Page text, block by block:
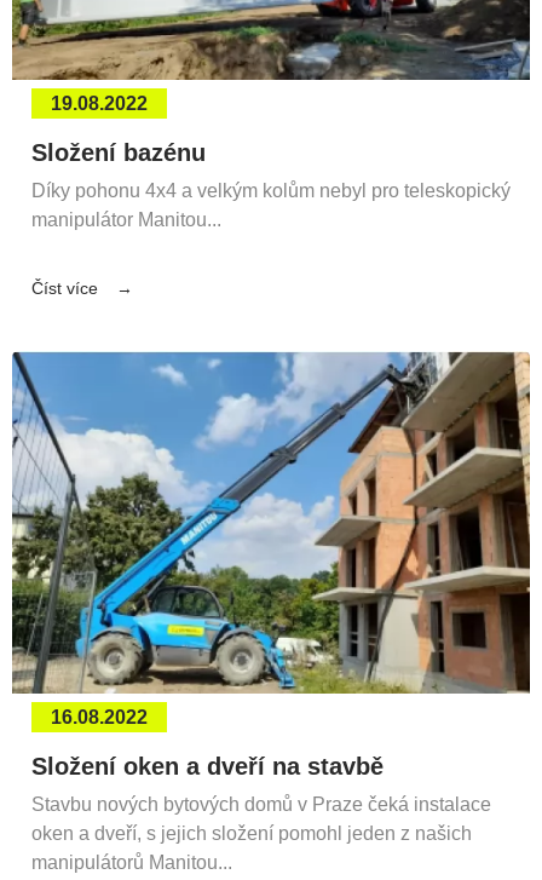
19.08.2022
Složení bazénu
Díky pohonu 4x4 a velkým kolům nebyl pro teleskopický
manipulátor Manitou...
Číst více
16.08.2022
Složení oken a dveří na stavbě
Stavbu nových bytových domů v Praze čeká instalace
oken a dveří, s jejich složení pomohl jeden z našich
manipulátorů Manitou...